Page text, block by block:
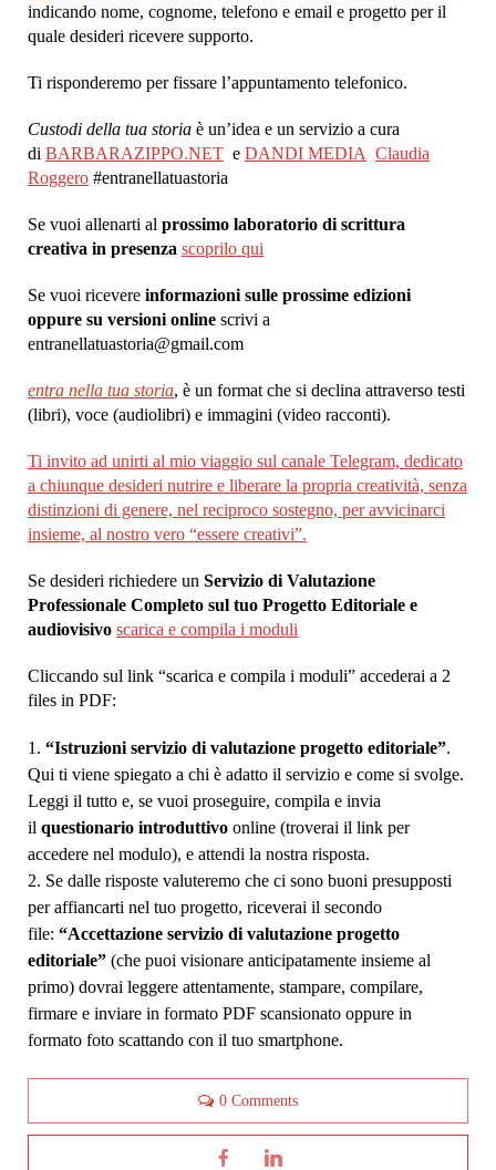
indicando nome, cognome, telefono e email e progetto per il
quale desideri ricevere supporto.
Ti risponderemo per fissare l’appuntamento telefonico.
Custodi della tua storia è un’idea e un servizio a cura
di BARBARAZIPPO.NET e DANDI MEDIA Claudia
Roggero #entranellatuastoria
Se vuoi allenarti al prossimo laboratorio di scrittura
creativa in presenza scoprilo qui
Se vuoi ricevere informazioni sulle prossime edizioni
oppure su versioni online scrivi a
entranellatuastoria@gmail.com
entra nella tua storia, è un format che si declina attraverso testi
(libri), voce (audiolibri) e immagini (video racconti).
Ti invito ad unirti al mio viaggio sul canale Telegram, dedicato
a chiunque desideri nutrire e liberare la propria creatività, senza
distinzioni di genere, nel reciproco sostegno, per avvicinarci
insieme, al nostro vero “essere creativi”.
Se desideri richiedere un Servizio di Valutazione
Professionale Completo sul tuo Progetto Editoriale e
audiovisivo scarica e compila i moduli
Cliccando sul link “scarica e compila i moduli” accederai a 2
files in PDF:
“Istruzioni servizio di valutazione progetto editoriale”.
Qui ti viene spiegato a chi è adatto il servizio e come si svolge.
Leggi il tutto e, se vuoi proseguire, compila e invia
il questionario introduttivo online (troverai il link per
accedere nel modulo), e attendi la nostra risposta.
Se dalle risposte valuteremo che ci sono buoni presupposti
per affiancarti nel tuo progetto, riceverai il secondo
file: “Accettazione servizio di valutazione progetto
editoriale” (che puoi visionare anticipatamente insieme al
primo) dovrai leggere attentamente, stampare, compilare,
firmare e inviare in formato PDF scansionato oppure in
formato foto scattando con il tuo smartphone.
0 Comments